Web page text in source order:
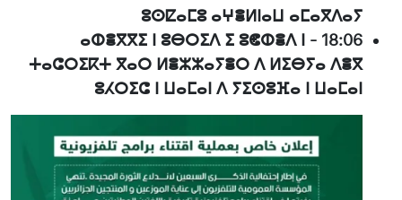
ⵓⵙⵇⴰⵎⵓ ⴰⵖⴻⵍⵏⴰⵡ ⴰⵎⴰⴳⴷⴰⵢ
18:06
-
ⴰⵀⴻⴳⴳⵉ ⵏ ⵓⴱⵔⵉⴷ ⵉ ⵓⵞⵀⴻⴷ ⵏ
ⵜⴰⵛⵔⵉⴽⵜ ⴳⴰⵔ ⵍⴻⵣⵣⴰⵢⴻⵔ ⴷ ⵍⵉⴱⵢⴰ ⴷⴻⴳ
ⵓⵃⵔⵉⵛ ⵏ ⵡⴰⵎⴰⵏ ⴷ ⵢⵉⵙⵓⴼⴰ ⵏ ⵡⴰⵎⴰⵏ